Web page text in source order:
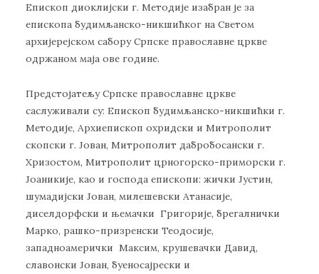
Епископ диоклијски г. Методије изабран је за
епископа будимљанско-никшићког на Светом
архијерејском сабору Српске православне цркве
одржаном маја ове године.
Предстојатељу Српске православне цркве
саслуживали су: Епископ будимљанско-никшићки г.
Методије, Архиепископ охридски и Митрополит
скопски г. Јован, Митрополит дабробосански г.
Хризостом, Митрополит црногорско-приморски г.
Јоаникије, као и господа епископи: жички Јустин,
шумадијски Јован, милешевски Атанасије,
диселдорфски и њемачки Григорије, брегалнички
Марко, рашко-призренски Теодосије,
западноамерички Максим, крушевачки Давид,
славонски Јован, буеносајрески и